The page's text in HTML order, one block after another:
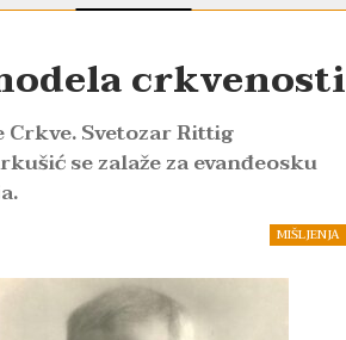
crkvenosti
Svetozar Rittig
se zalaže za evanđeosku
MIŠLJENJA